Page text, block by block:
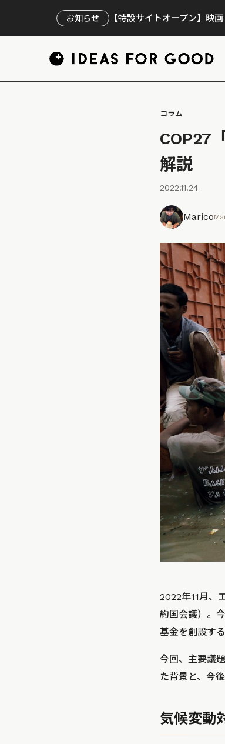
お知らせ 【特設サイトオープン】映
コラム
COP27
解説
2022.11.24
Marico
2022年11月、
約国会議）。
基金を創設す
今回、主要議
た背景と、今
気候変動